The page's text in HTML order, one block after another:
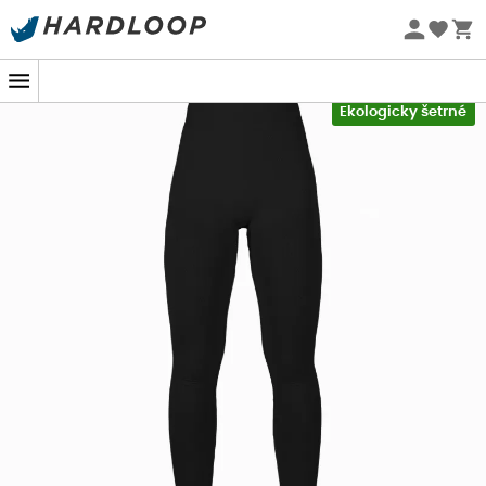
Letní akce 🔥 -5 % EXTRA při nákupu 2 produktů* s kódem
Ekologicky šetrné
BV Sport , založená v roce 1989 dvěma lékaři,